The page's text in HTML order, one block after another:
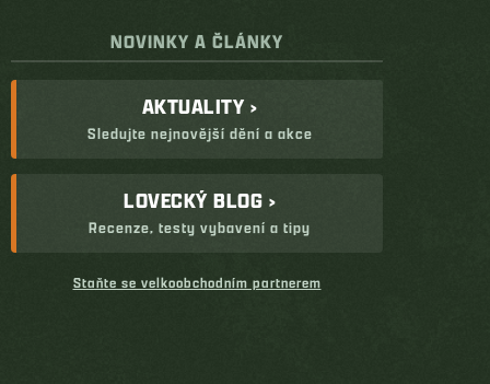
NOVINKY A ČLÁNKY
AKTUALITY ›
Sledujte nejnovější dění a akce
LOVECKÝ BLOG ›
Recenze, testy vybavení a tipy
Staňte se velkoobchodním partnerem